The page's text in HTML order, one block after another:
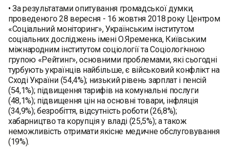
• За результатами опитування громадської думки,
проведеного 28 вересня - 16 жовтня 2018 року Центром
«Соціальний моніторинг», Українським інститутом
соціальних досліджень імені О.Яременка, Київським
міжнародним інститутом соціології та Соціологічною
групою «Рейтинг», основними проблемами, які сьогодні
турбують українців найбільше, є військовий конфлікт на
Сході України (54,4%); низький рівень зарплат і пенсій
(54,1%); підвищення тарифів на комунальні послуги
(48,1%); підвищення цін на основні товари, інфляція
(34,9%); безробіття, відсутність роботи (26,8%);
хабарництво та корупція у владі (25,5%); а також
неможливість отримати якісне медичне обслуговування
(19%).